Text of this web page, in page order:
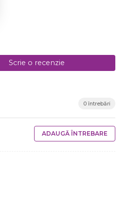
Scrie o recenzie
0 întrebări
ADAUGĂ ÎNTREBARE